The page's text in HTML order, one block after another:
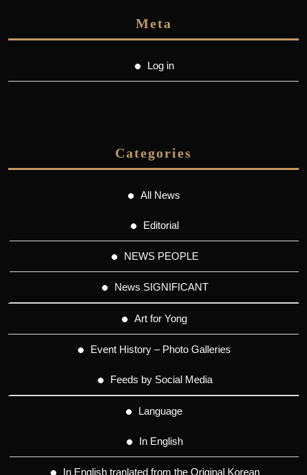
Meta
Log in
Categories
All News
Editorial
NEWS PEOPLE
News SIGNIFICANT
Art for Yong
Event History – Photo Galleries
Feeds by Social Media
Language
In English
In English tranlated from the Original Korean